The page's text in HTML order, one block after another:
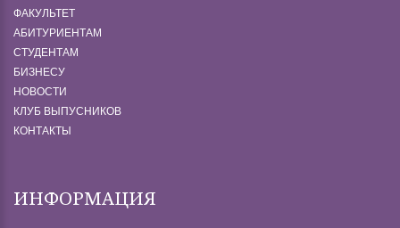
ФАКУЛЬТЕТ
АБИТУРИЕНТАМ
СТУДЕНТАМ
БИЗНЕСУ
НОВОСТИ
КЛУБ ВЫПУСНИКОВ
КОНТАКТЫ
ИНФОРМАЦИЯ